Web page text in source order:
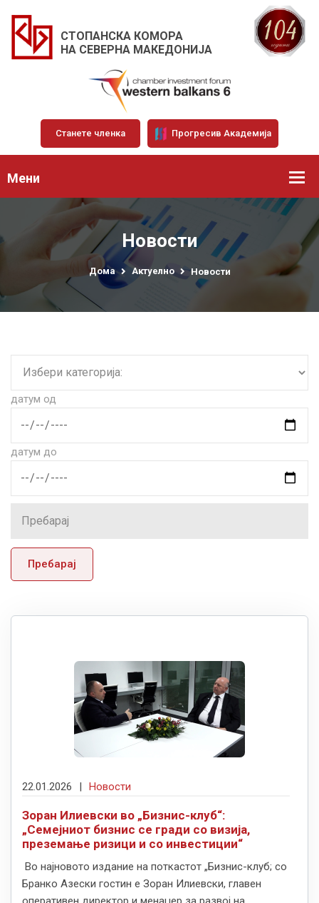
СТОПАНСКА КОМОРА
НА СЕВЕРНА МАКЕДОНИЈА
Станете членка Прогресив Академија
Мени
Новости
Дома Актуелно Новости
датум од
датум до
Пребарај
22.01.2026 | Новости
Зоран Илиевски во „Бизнис-клуб“:
„Семејниот бизнис се гради со визија,
преземање ризици и со инвестиции“
Во најновото издание на поткастот „Бизнис-клуб; со
Бранко Азески гостин е Зоран Илиевски, главен